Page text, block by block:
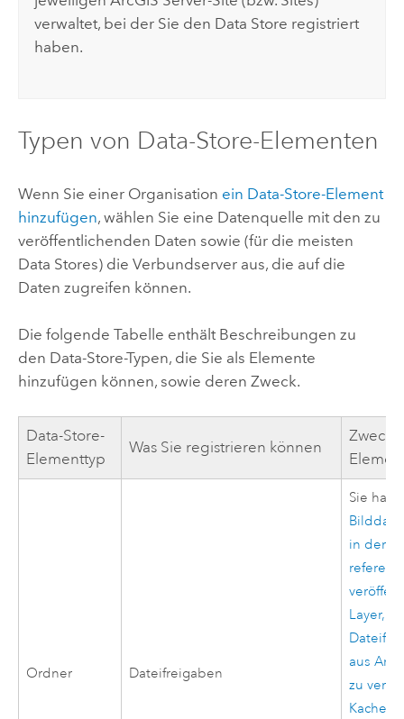
verwaltet, bei der Sie den Data Store registriert
haben.
Typen von Data-Store-Elementen
Wenn Sie einer Organisation ein Data-Store-Element
hinzufügen, wählen Sie eine Datenquelle mit den zu
veröffentlichenden Daten sowie (für die meisten
Data Stores) die Verbundserver aus, die auf die
Daten zugreifen können.
Die folgende Tabelle enthält Beschreibungen zu
den Data-Store-Typen, die Sie als Elemente
hinzufügen können, sowie deren Zweck.
Data-Store-
Elementtyp
Was Sie registrieren können
Zweck
Ordner Dateifreigaben
Sie
in der
Layer,
aus
zu
Kachel-